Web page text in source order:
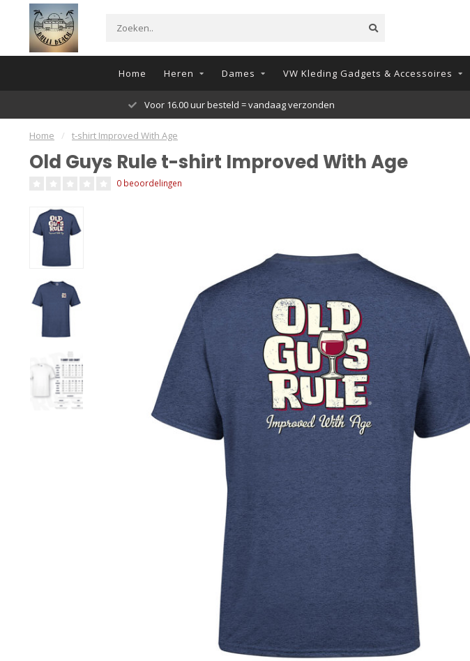
Home Heren Dames VW Kleding Gadgets & Accessoires
Voor 16.00 uur besteld = vandaag verzonden
Home / t-shirt Improved With Age
Old Guys Rule t-shirt Improved With Age
0 beoordelingen